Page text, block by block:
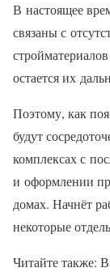
В настоящее
связаны с
остается их
Поэтому, как
будут
комплексах с
и оформлении
домах. Начнёт
некоторые
Читайте также: